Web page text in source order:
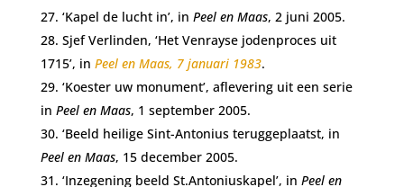
‘Kapel de lucht in’, in Peel en Maas, 2 juni 2005.
Sjef Verlinden, ‘Het Venrayse jodenproces uit
1715’, in Peel en Maas, 7 januari 1983.
‘Koester uw monument’, aflevering uit een serie
in Peel en Maas, 1 september 2005.
‘Beeld heilige Sint-Antonius teruggeplaatst, in
Peel en Maas, 15 december 2005.
‘Inzegening beeld St.Antoniuskapel’, in Peel en